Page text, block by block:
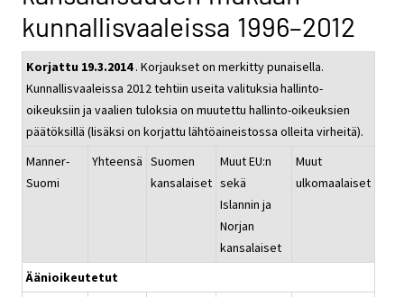
kunnallisvaaleissa 1996–2012
Korjattu 19.3.2014. Korjaukset on merkitty punaisella.
Kunnallisvaaleissa 2012 tehtiin useita valituksia hallinto-
oikeuksiin ja vaalien tuloksia on muutettu hallinto-oikeuksien
päätöksillä (lisäksi on korjattu lähtöaineistossa olleita virheitä).
Manner-
Suomi
Yhteensä Suomen
kansalaiset
Muut EU:n
sekä
Islannin ja
Norjan
kansalaiset
Muut
ulkomaalaiset
Äänioikeutetut